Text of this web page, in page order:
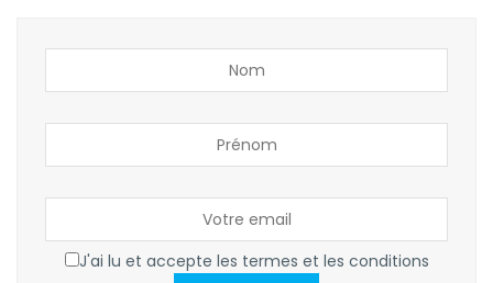
J'ai lu et accepte les termes et les conditions